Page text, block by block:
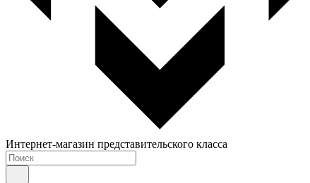
Интернет-магазин представительского класса